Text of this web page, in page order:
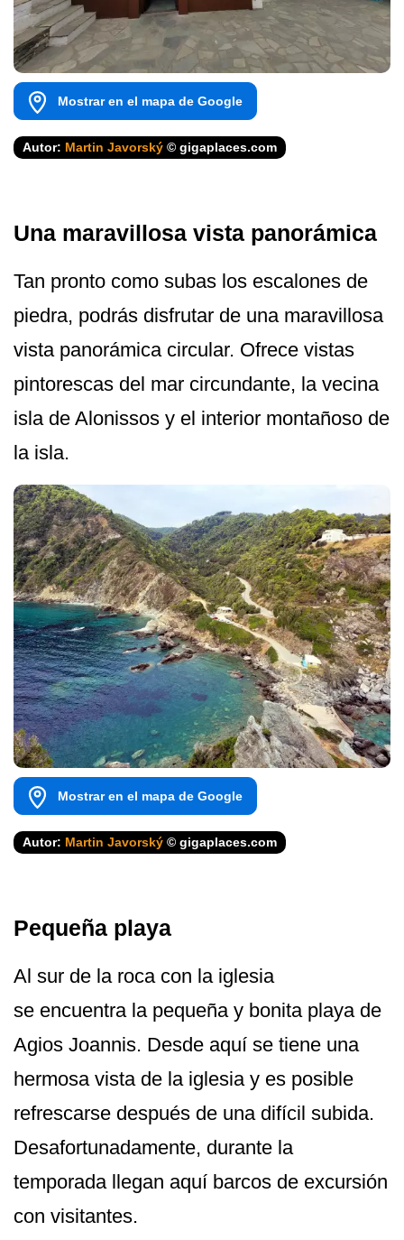
Mostrar en el mapa de Google
Autor: Martin Javorský © gigaplaces.com
Una maravillosa vista panorámica
Tan pronto como subas los escalones de
piedra, podrás disfrutar de una maravillosa
vista panorámica circular. Ofrece vistas
pintorescas del mar circundante, la vecina
isla de Alonissos y el interior montañoso de
la isla.
Mostrar en el mapa de Google
Autor: Martin Javorský © gigaplaces.com
Pequeña playa
Al sur de la roca con la iglesia
se encuentra la pequeña y bonita playa de
Agios Joannis. Desde aquí se tiene una
hermosa vista de la iglesia y es posible
refrescarse después de una difícil subida.
Desafortunadamente, durante la
temporada llegan aquí barcos de excursión
con visitantes.